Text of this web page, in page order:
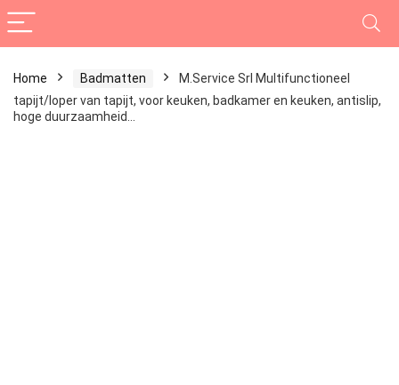
Home Badmatten
M.Service Srl Multifunctioneel
tapijt/loper van tapijt, voor keuken, badkamer en keuken, antislip,
hoge duurzaamheid…